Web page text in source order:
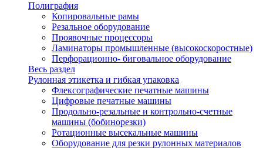
Полиграфия
Копировальные рамы
Резальное оборудование
Проявочные процессоры
Ламинаторы промышленные (высокоскоростные)
Перфорационно- биговальное оборудование
Весь раздел
Рулонная этикетка и гибкая упаковка
Флексографические печатные машины
Цифровые печатные машины
Продольно-резальные и контрольно-счетные
машины (бобинорезки)
Ротационные высекальные машины
Оборудование для резки рулонных материалов